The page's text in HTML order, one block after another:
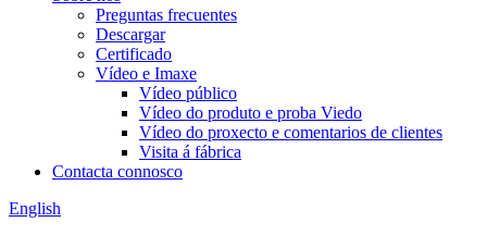
Preguntas frecuentes
Descargar
Certificado
Vídeo e Imaxe
Vídeo público
Vídeo do produto e proba Viedo
Vídeo do proxecto e comentarios de clientes
Visita á fábrica
Contacta connosco
English